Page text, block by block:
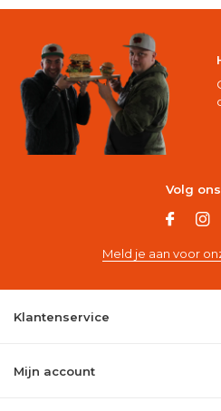
Volg
Meld je aan voor
Klantenservice
Mijn account